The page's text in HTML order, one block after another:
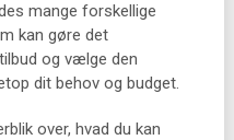
mange forskellige
kan gøre det
og vælge den
dit behov og budget.
over, hvad du kan